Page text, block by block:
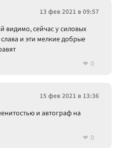
13 фев 2021 в 09:57
видимо, сейчас у силовых
и эти мелкие добрые
0
15 фев 2021 в 13:36
и автограф на
0